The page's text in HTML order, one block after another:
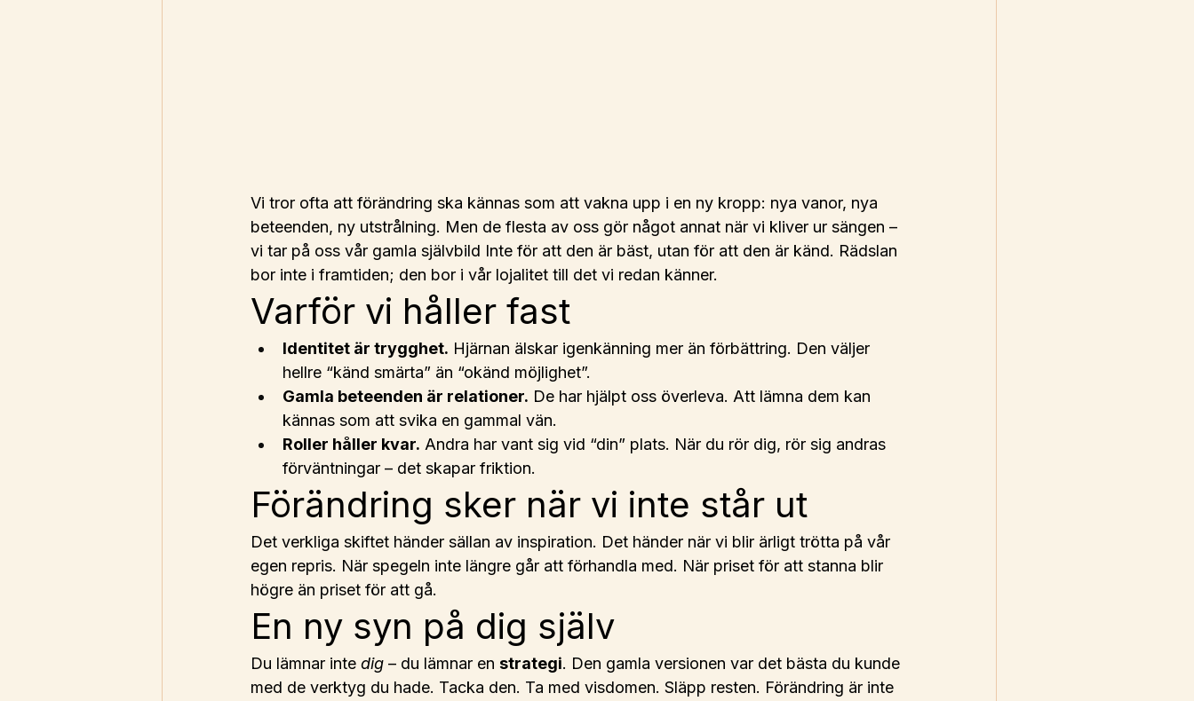
Vi tror ofta att förändring ska kännas som att vakna upp i en ny kropp: nya vanor, nya
beteenden, ny utstrålning. Men de flesta av oss gör något annat när vi kliver ur sängen –
vi tar på oss vår gamla självbild Inte för att den är bäst, utan för att den är känd. Rädslan
bor inte i framtiden; den bor i vår lojalitet till det vi redan känner.
Varför vi håller fast
Identitet är trygghet. Hjärnan älskar igenkänning mer än förbättring. Den väljer
hellre “känd smärta” än “okänd möjlighet”.
Gamla beteenden är relationer. De har hjälpt oss överleva. Att lämna dem kan
kännas som att svika en gammal vän.
Roller håller kvar. Andra har vant sig vid “din” plats. När du rör dig, rör sig andras
förväntningar – det skapar friktion.
Förändring sker när vi inte står ut
Det verkliga skiftet händer sällan av inspiration. Det händer när vi blir ärligt trötta på vår
egen repris. När spegeln inte längre går att förhandla med. När priset för att stanna blir
högre än priset för att gå.
En ny syn på dig själv
Du lämnar inte dig – du lämnar en strategi. Den gamla versionen var det bästa du kunde
med de verktyg du hade. Tacka den. Ta med visdomen. Släpp resten. Förändring är inte